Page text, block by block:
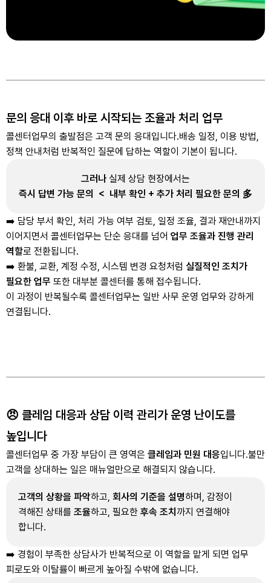
문의 응대 이후 바로 시작되는 조율과 처리 업무
콜센터업무의 출발점은 고객 문의 응대입니다.배송 일정, 이용 방법,
정책 안내처럼 반복적인 질문에 답하는 역할이 기본이 됩니다.
그러나 실제 상담 현장에서는
즉시 답변 가능 문의 < 내부 확인 + 추가 처리 필요한 문의 多
➡️ 담당 부서 확인, 처리 가능 여부 검토, 일정 조율, 결과 재안내까지
이어지면서 콜센터업무는 단순 응대를 넘어 업무 조율과 진행 관리
역할로 전환됩니다.
➡️ 환불, 교환, 계정 수정, 시스템 변경 요청처럼 실질적인 조치가
필요한 업무 또한 대부분 콜센터를 통해 접수됩니다.
이 과정이 반복될수록 콜센터업무는 일반 사무 운영 업무와 강하게
연결됩니다.
😠 클레임 대응과 상담 이력 관리가 운영 난이도를
높입니다
콜센터업무 중 가장 부담이 큰 영역은 클레임과 민원 대응입니다.불만
고객을 상대하는 일은 매뉴얼만으로 해결되지 않습니다.
고객의 상황을 파악하고, 회사의 기준을 설명하며, 감정이
격해진 상태를 조율하고, 필요한 후속 조치 까지 연결해야
합니다.
➡️ 경험이 부족한 상담사가 반복적으로 이 역할을 맡게 되면 업무
피로도와 이탈률이 빠르게 높아질 수밖에 없습니다.